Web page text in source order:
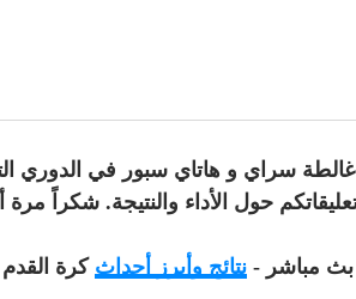
غالطة سراي و هاتاي سبور في الدوري
حول الأداء والنتيجة. شكراً
بث مباشر -نتائج وأبرز أحداث كرة القدم -